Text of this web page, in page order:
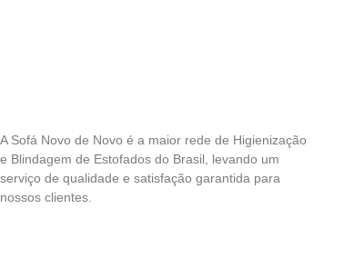
A Sofá Novo de Novo é a maior rede de Higienização
e Blindagem de Estofados do Brasil, levando um
serviço de qualidade e satisfação garantida para
nossos clientes.